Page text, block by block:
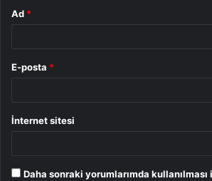
Ad *
E-posta *
İnternet sitesi
Daha sonraki yorumlarımda kullanılması